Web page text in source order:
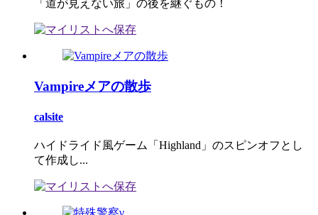
「道が見えない旅」の後を継ぐもの！
Vampireメアの散歩
calsite
ハイドライド風ゲーム「Highland」のスピンオフとし
て作成し...